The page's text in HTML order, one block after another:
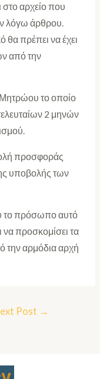
στο αρχείο που
λόγω άρθρου.
θα πρέπει να έχει
από την
το οποίο
2 μηνών
προσφοράς
υποβολής των
το πρόσωπο αυτό
να προσκομίσει τα
την αρμόδια αρχή
Post →